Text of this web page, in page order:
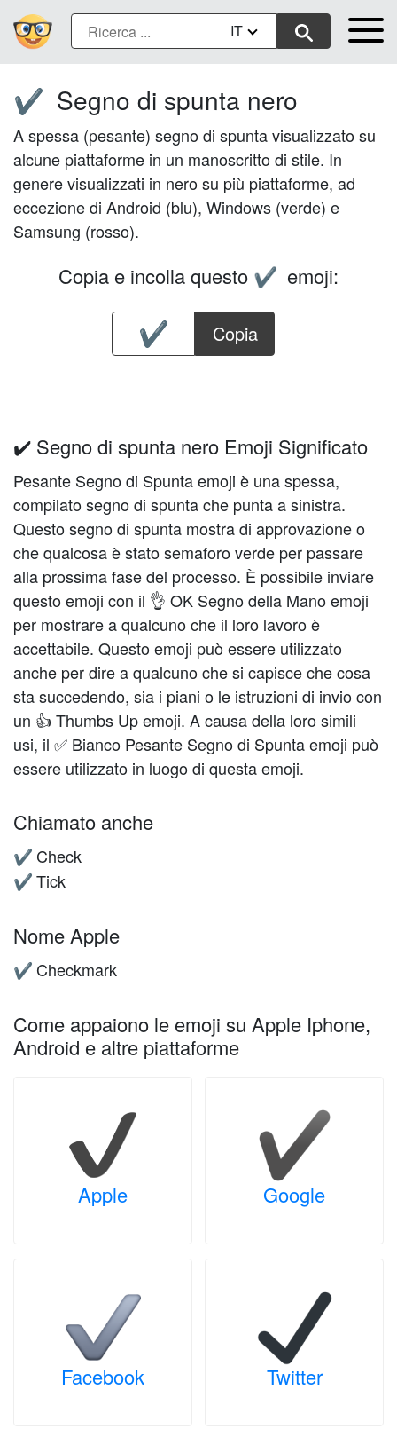
IT
✔️ Segno di spunta nero
A spessa (pesante) segno di spunta visualizzato su
alcune piattaforme in un manoscritto di stile. In
genere visualizzati in nero su più piattaforme, ad
eccezione di Android (blu), Windows (verde) e
Samsung (rosso).
Copia e incolla questo ✔️ emoji:
Copia
✔️ Segno di spunta nero Emoji Significato
Pesante Segno di Spunta emoji è una spessa,
compilato segno di spunta che punta a sinistra.
Questo segno di spunta mostra di approvazione o
che qualcosa è stato semaforo verde per passare
alla prossima fase del processo. È possibile inviare
questo emoji con il 👌 OK Segno della Mano emoji
per mostrare a qualcuno che il loro lavoro è
accettabile. Questo emoji può essere utilizzato
anche per dire a qualcuno che si capisce che cosa
sta succedendo, sia i piani o le istruzioni di invio con
un 👍 Thumbs Up emoji. A causa della loro simili
usi, il ✅ Bianco Pesante Segno di Spunta emoji può
essere utilizzato in luogo di questa emoji.
Chiamato anche
✔️ Check
✔️ Tick
Nome Apple
✔️ Checkmark
Come appaiono le emoji su Apple Iphone,
Android e altre piattaforme
Apple Google
Facebook Twitter